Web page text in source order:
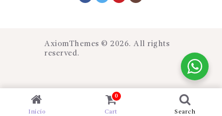
AxiomThemes © 2026. All rights
reserved.
Inicio
0
Cart Search